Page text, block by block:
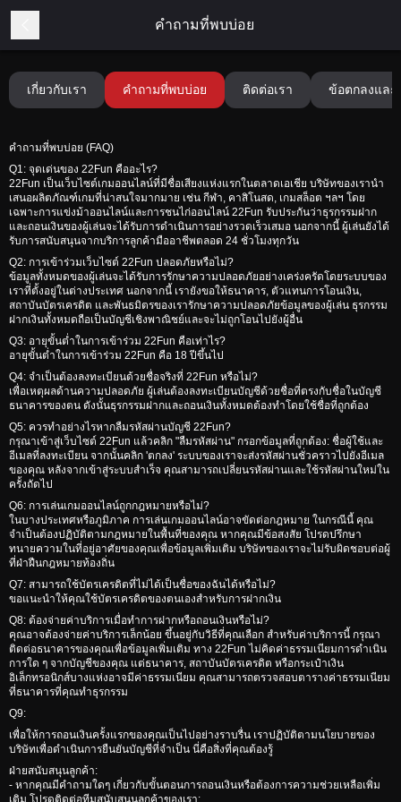
คำถามที่พบบ่อย
เกี่ยวกับเรา คำถามที่พบบ่อย ติดต่อเรา ข้อตกลงและ
คำถามที่พบบ่อย (FAQ)
Q1: จุดเด่นของ 22Fun คืออะไร?
22Fun เป็นเว็บไซต์เกมออนไลน์ที่มีชื่อเสียงแห่งแรกในตลาดเอเชีย บริษัทของเรานำ
เสนอผลิตภัณฑ์เกมที่น่าสนใจมากมาย เช่น กีฬา, คาสิโนสด, เกมสล็อต ฯลฯ โดย
เฉพาะการแข่งม้าออนไลน์และการชนไก่ออนไลน์ 22Fun รับประกันว่าธุรกรรมฝาก
และถอนเงินของผู้เล่นจะได้รับการดำเนินการอย่างรวดเร็วเสมอ นอกจากนี้ ผู้เล่นยังได้
รับการสนับสนุนจากบริการลูกค้ามืออาชีพตลอด 24 ชั่วโมงทุกวัน
Q2: การเข้าร่วมเว็บไซต์ 22Fun ปลอดภัยหรือไม่?
ข้อมูลทั้งหมดของผู้เล่นจะได้รับการรักษาความปลอดภัยอย่างเคร่งครัดโดยระบบของ
เราที่ตั้งอยู่ในต่างประเทศ นอกจากนี้ เรายังขอให้ธนาคาร, ตัวแทนการโอนเงิน,
สถาบันบัตรเครดิต และพันธมิตรของเรารักษาความปลอดภัยข้อมูลของผู้เล่น ธุรกรรม
ฝากเงินทั้งหมดถือเป็นบัญชีเชิงพาณิชย์และจะไม่ถูกโอนไปยังผู้อื่น
Q3: อายุขั้นต่ำในการเข้าร่วม 22Fun คือเท่าไร?
อายุขั้นต่ำในการเข้าร่วม 22Fun คือ 18 ปีขึ้นไป
Q4: จำเป็นต้องลงทะเบียนด้วยชื่อจริงที่ 22Fun หรือไม่?
เพื่อเหตุผลด้านความปลอดภัย ผู้เล่นต้องลงทะเบียนบัญชีด้วยชื่อที่ตรงกับชื่อในบัญชี
ธนาคารของตน ดังนั้นธุรกรรมฝากและถอนเงินทั้งหมดต้องทำโดยใช้ชื่อที่ถูกต้อง
Q5: ควรทำอย่างไรหากลืมรหัสผ่านบัญชี 22Fun?
กรุณาเข้าสู่เว็บไซต์ 22Fun แล้วคลิก "ลืมรหัสผ่าน" กรอกข้อมูลที่ถูกต้อง: ชื่อผู้ใช้และ
อีเมลที่ลงทะเบียน จากนั้นคลิก 'ตกลง' ระบบของเราจะส่งรหัสผ่านชั่วคราวไปยังอีเมล
ของคุณ หลังจากเข้าสู่ระบบสำเร็จ คุณสามารถเปลี่ยนรหัสผ่านและใช้รหัสผ่านใหม่ใน
ครั้งถัดไป
Q6: การเล่นเกมออนไลน์ถูกกฎหมายหรือไม่?
ในบางประเทศหรือภูมิภาค การเล่นเกมออนไลน์อาจขัดต่อกฎหมาย ในกรณีนี้ คุณ
จำเป็นต้องปฏิบัติตามกฎหมายในพื้นที่ของคุณ หากคุณมีข้อสงสัย โปรดปรึกษา
ทนายความในที่อยู่อาศัยของคุณเพื่อข้อมูลเพิ่มเติม บริษัทของเราจะไม่รับผิดชอบต่อผู้
ที่ฝ่าฝืนกฎหมายท้องถิ่น
Q7: สามารถใช้บัตรเครดิตที่ไม่ได้เป็นชื่อของฉันได้หรือไม่?
ขอแนะนำให้คุณใช้บัตรเครดิตของตนเองสำหรับการฝากเงิน
Q8: ต้องจ่ายค่าบริการเมื่อทำการฝากหรือถอนเงินหรือไม่?
คุณอาจต้องจ่ายค่าบริการเล็กน้อย ขึ้นอยู่กับวิธีที่คุณเลือก สำหรับค่าบริการนี้ กรุณา
ติดต่อธนาคารของคุณเพื่อข้อมูลเพิ่มเติม ทาง 22Fun ไม่คิดค่าธรรมเนียมการดำเนิน
การใด ๆ จากบัญชีของคุณ แต่ธนาคาร, สถาบันบัตรเครดิต หรือกระเป๋าเงิน
อิเล็กทรอนิกส์บางแห่งอาจมีค่าธรรมเนียม คุณสามารถตรวจสอบตารางค่าธรรมเนียม
ที่ธนาคารที่คุณทำธุรกรรม
Q9:
เพื่อให้การถอนเงินครั้งแรกของคุณเป็นไปอย่างราบรื่น เราปฏิบัติตามนโยบายของ
บริษัทเพื่อดำเนินการยืนยันบัญชีที่จำเป็น นี่คือสิ่งที่คุณต้องรู้
ฝ่ายสนับสนุนลูกค้า:
- หากคุณมีคำถามใดๆ เกี่ยวกับขั้นตอนการถอนเงินหรือต้องการความช่วยเหลือเพิ่ม
เติม โปรดติดต่อทีมสนับสนุนลูกค้าของเรา: